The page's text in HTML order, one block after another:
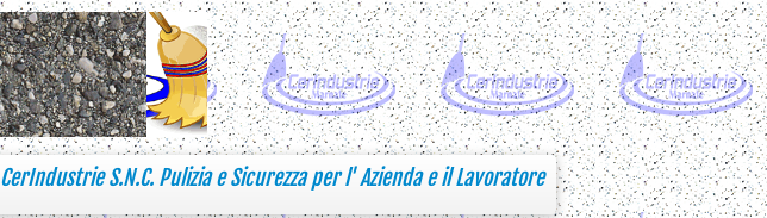
CerIndustrie S.N.C. Pulizia e Sicurezza per l' Azienda e il Lavoratore